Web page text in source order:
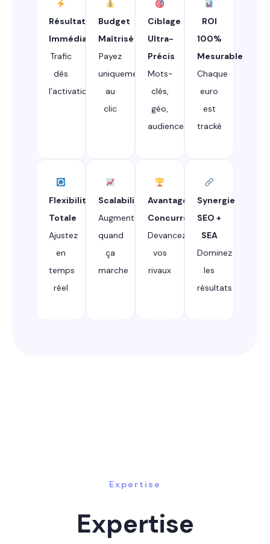
Résultats
Immédiats
Trafic
dès
l’activation
Budget
Maîtrisé
Payez
uniquement
au
clic
Ciblage
Ultra-
Précis
Mots-
clés,
géo,
audiences
ROI
100%
Mesurable
Chaque
euro
est
tracké
Flexibilité
Totale
Ajustez
en
temps
réel
Scalabilité
Augmentez
quand
ça
marche
Avantage
Concurrentiel
Devancez
vos
rivaux
Synergie
SEO +
SEA
Dominez
les
résultats
Expertise
Expertise